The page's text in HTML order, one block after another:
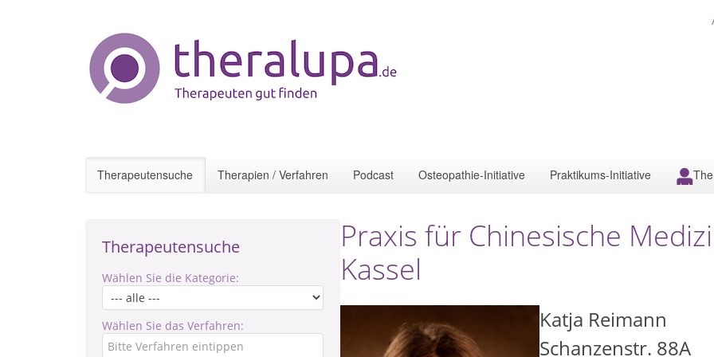
Therapeutensuche Therapien / Verfahren Podcast Osteopathie-Initiative Praktikums-Initiative
Therapeutensuche
Wählen Sie die Kategorie:
Wählen Sie das Verfahren:
Praxis für Chinesische
Kassel
Katja Reimann
Schanzenstr. 88A